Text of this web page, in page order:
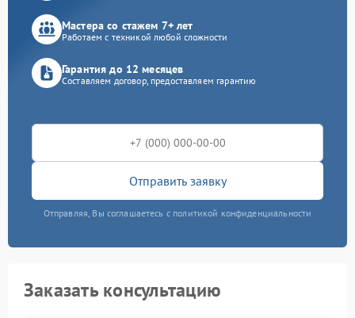
Мастера со стажем 7+ лет
Работаем с техникой любой сложности
Гарантия до 12 месяцев
Составляем договор, предоставляем гарантию
Отправить заявку
Отправляя, Вы соглашаетесь с политикой конфиденциальности
Заказать консультацию